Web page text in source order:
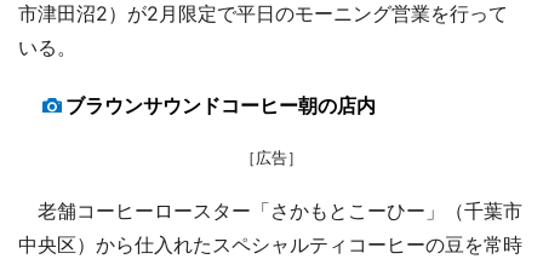
市津田沼2）が2月限定で平日のモーニング営業を行って
いる。
ブラウンサウンドコーヒー朝の店内
［広告］
老舗コーヒーロースター「さかもとこーひー」（千葉市
中央区）から仕入れたスペシャルティコーヒーの豆を常時